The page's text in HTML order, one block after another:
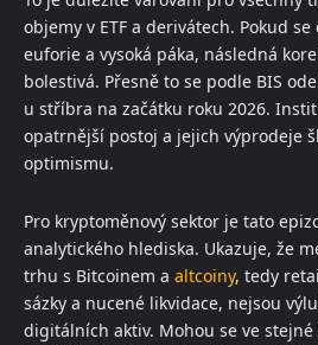
objemy v ETF a derivátech. Pokud
euforie a vysoká páka, následná
bolestivá. Přesně to se podle BIS
u stříbra na začátku roku 2026.
opatrnější postoj a jejich výprodeje
optimismu.
Pro kryptoměnový sektor je tato
analytického hlediska. Ukazuje, že
trhu s Bitcoinem a altcoiny, tedy
sázky a nucené likvidace, nejsou
digitálních aktiv. Mohou se ve